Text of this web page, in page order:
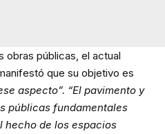
obras públicas, el actual
que su objetivo es
aspecto”. “El pavimento y
públicas fundamentales
hecho de los espacios